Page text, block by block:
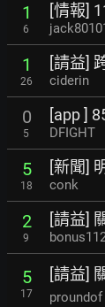
1
6
[情報]
1
26
[請益]
ciderin
0
5
[app ]
DFIGHT
5
18
[新聞]
conk
2
9
[請益]
5
17
[請益]
proundof